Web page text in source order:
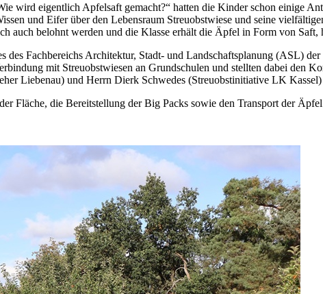
wird eigentlich Apfelsaft gemacht?“ hatten die Kinder schon einige
und Eifer über den Lebensraum Streuobstwiese und seine
auch belohnt werden und die Klasse erhält die Äpfel in Form von
Fachbereichs Architektur, Stadt- und Landschaftsplanung (ASL)
mit Streuobstwiesen an Grundschulen und stellten dabei den
Liebenau) und Herrn Dierk Schwedes (Streuobstinitiative LK
Fläche, die Bereitstellung der Big Packs sowie den Transport der